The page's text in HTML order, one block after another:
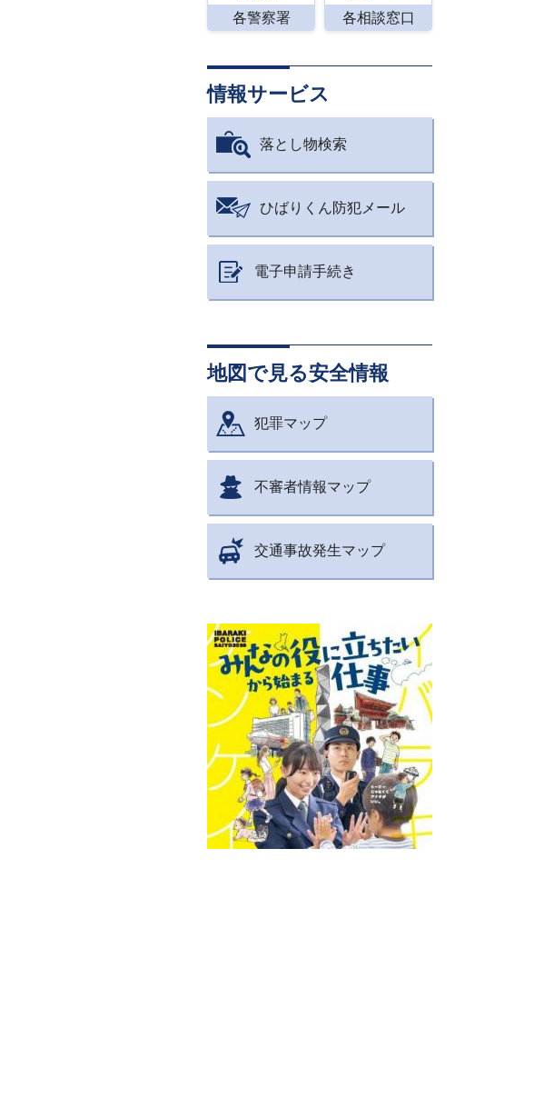
各警察署 各相談窓口
情報サービス
落とし物検索
ひばりくん防犯メール
電子申請手続き
地図で見る安全情報
犯罪マップ
不審者情報マップ
交通事故発生マップ